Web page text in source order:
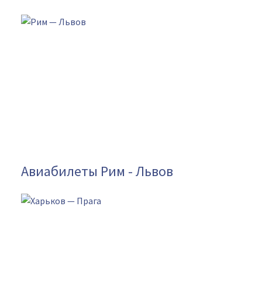
Авиабилеты Рим - Львов